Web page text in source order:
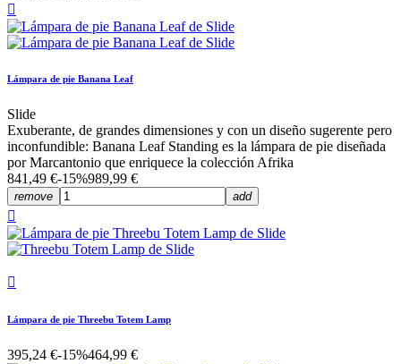

Lámpara de pie Banana Leaf
Slide
Exuberante, de grandes dimensiones y con un diseño sugerente pero
inconfundible: Banana Leaf Standing es la lámpara de pie diseñada
por Marcantonio que enriquece la colección Afrika
841,49 €-15%989,99 €
remove add


Lámpara de pie Threebu Totem Lamp
395,24 €-15%464,99 €